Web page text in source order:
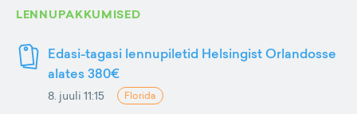
LENNUPAKKUMISED
Edasi-tagasi lennupiletid Helsingist Orlandosse
alates 380€
8. juuli 11:15 Florida